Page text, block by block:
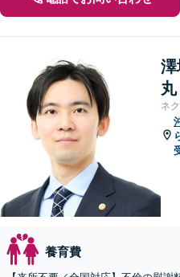
丸
ネ
養育費